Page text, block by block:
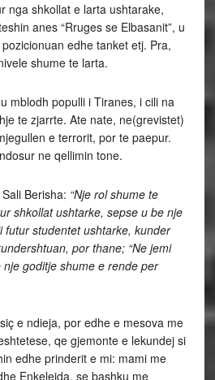
nga shkollat e larta ushtarake,
anes “Rruges se Elbasanit”, u
edhe tanket etj. Pra,
shume te larta.
mblodh populli i Tiranes, i cili na
te zjarrte. Ate nate, ne(grevistet)
e terrorit, por te paepur.
ne qellimin tone.
Berisha: “Nje rol shume te
shkollat ushtarke, sepse u be nje
futur studentet ushtarke, kunder
por thane; “Ne jemi
nje goditje shume e rende per
e ndieja, por edhe e mesova me
qe gjemonte e lekundej si
edhe prinderit e mi: mami me
Enkelejda, se bashku me